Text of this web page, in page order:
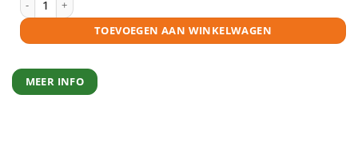
TOEVOEGEN AAN WINKELWAGEN
MEER INFO